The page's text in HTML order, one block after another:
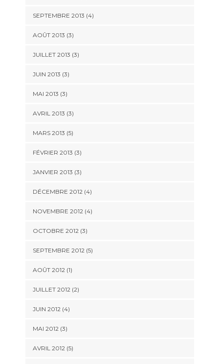
SEPTEMBRE 2013 (4)
AOÛT 2013 (3)
JUILLET 2013 (3)
JUIN 2013 (3)
MAI 2013 (3)
AVRIL 2013 (3)
MARS 2013 (5)
FÉVRIER 2013 (3)
JANVIER 2013 (3)
DÉCEMBRE 2012(4)
NOVEMBRE 2012(4)
OCTOBRE 2012(3)
SEPTEMBRE 2012(5)
AOÛT 2012(1)
JUILLET 2012(2)
JUIN 2012(4)
MAI 2012(3)
AVRIL 2012(5)